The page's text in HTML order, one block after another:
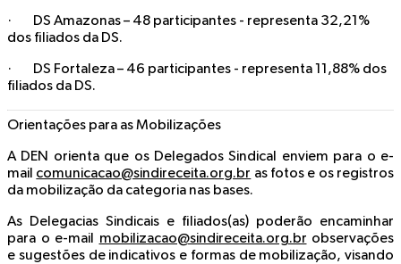
· DS Amazonas – 48 participantes - representa 32,21%
dos filiados da DS.
· DS Fortaleza – 46 participantes - representa 11,88% dos
filiados da DS.
Orientações para as Mobilizações
A DEN orienta que os Delegados Sindical enviem para o e-
mail comunicacao@sindireceita.org.br as fotos e os registros
da mobilização da categoria nas bases.
As Delegacias Sindicais e filiados(as) poderão encaminhar
para o e-mail mobilizacao@sindireceita.org.br observações
e sugestões de indicativos e formas de mobilização, visando